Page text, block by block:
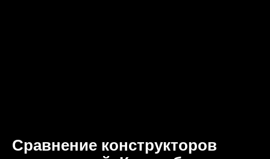
Сравнение конструкторов